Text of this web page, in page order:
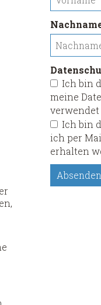
Pflichtfeld
Pflichtfeld
Ich bin
meine
verwendet
Ich bin
ich per
erhalten
Absenden